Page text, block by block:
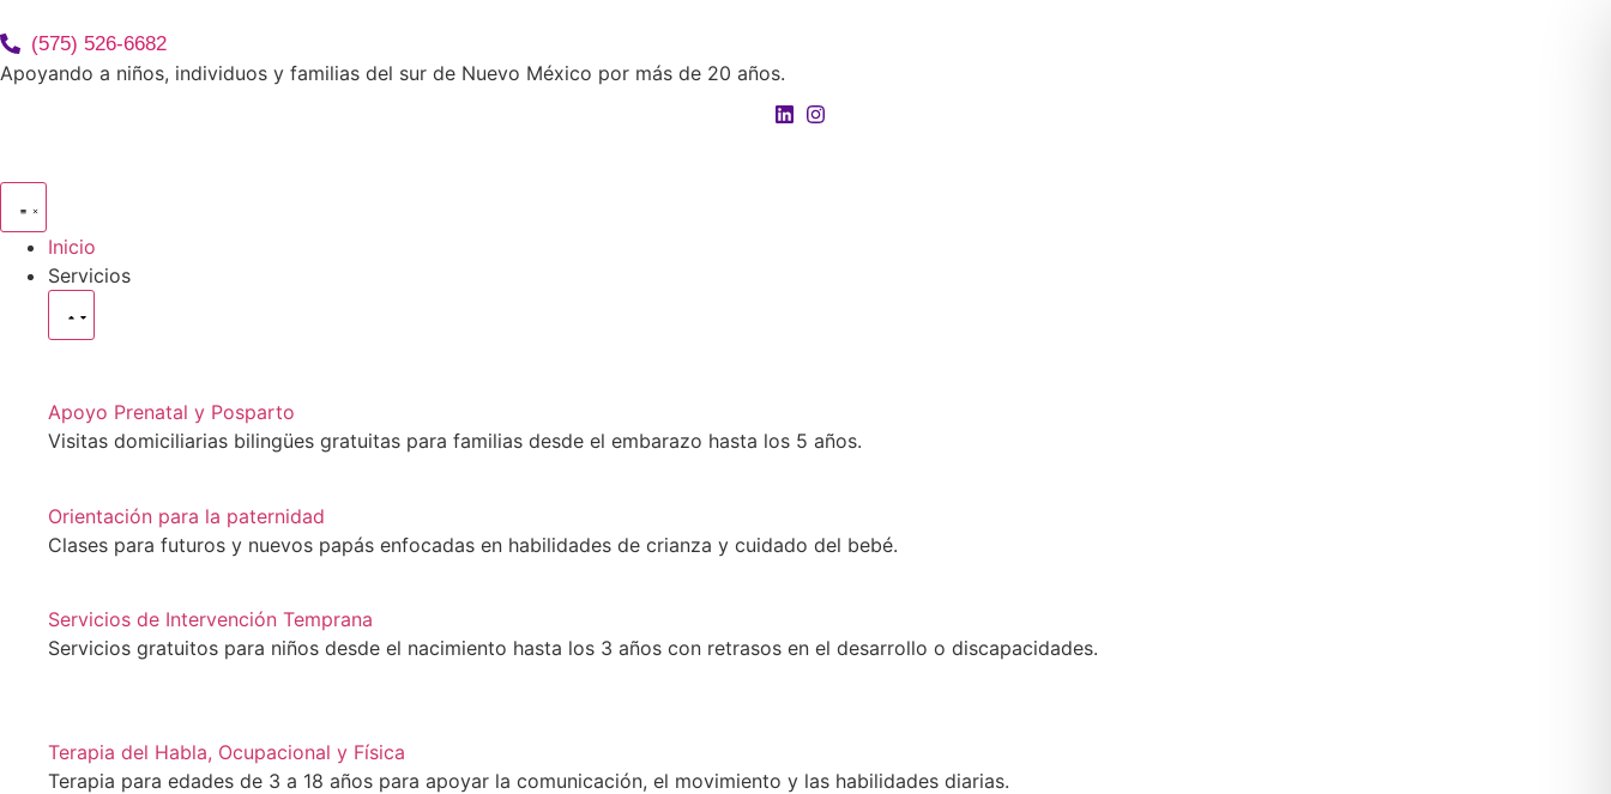
(575) 526-6682
Apoyando a niños, individuos y familias del sur de Nuevo México por más de 20 años.
Inicio
Servicios
Apoyo Prenatal y Posparto
Visitas domiciliarias bilingües gratuitas para familias desde el embarazo hasta los 5 años.
Orientación para la paternidad
Clases para futuros y nuevos papás enfocadas en habilidades de crianza y cuidado del bebé.
Servicios de Intervención Temprana
Servicios gratuitos para niños desde el nacimiento hasta los 3 años con retrasos en el desarrollo o discapacidades.
Terapia del Habla, Ocupacional y Física
Terapia para edades de 3 a 18 años para apoyar la comunicación, el movimiento y las habilidades diarias.